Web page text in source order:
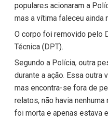
populares acionaram a
mas a vítima faleceu ainda
O corpo foi removido pelo
Técnica (DPT).
Segundo a Polícia, outra
durante a ação. Essa outra
mas encontra-se fora de
relatos, não havia
foi morta e apenas estava